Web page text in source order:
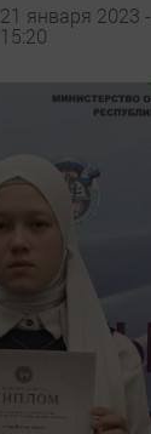
21 января 2023 -
15:20